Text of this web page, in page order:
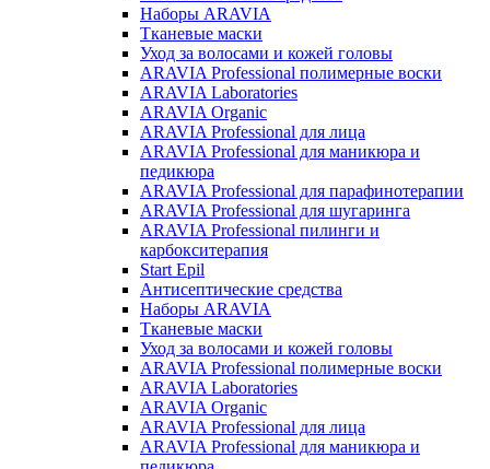
Наборы ARAVIA
Тканевые маски
Уход за волосами и кожей головы
ARAVIA Professional полимерные воски
ARAVIA Laboratories
ARAVIA Organic
ARAVIA Professional для лица
ARAVIA Professional для маникюра и
педикюра
ARAVIA Professional для парафинотерапии
ARAVIA Professional для шугаринга
ARAVIA Professional пилинги и
карбокситерапия
Start Epil
Антисептические средства
Наборы ARAVIA
Тканевые маски
Уход за волосами и кожей головы
ARAVIA Professional полимерные воски
ARAVIA Laboratories
ARAVIA Organic
ARAVIA Professional для лица
ARAVIA Professional для маникюра и